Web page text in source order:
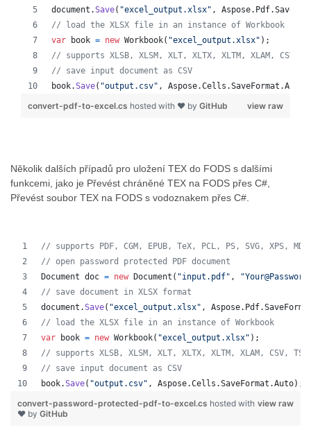
document .Save( "excel_output.xlsx" , Aspose. Pdf.
// load the XLSX file in an instance of Workbook
var
book = new Workbook( "excel_output.xlsx" ) ;
// supports XLSB, XLSM, XLT, XLTX, XLTM, XLAM,
// save input document as CSV
book.Save( "output.csv" , Aspose.Cells .SaveFormat .Auto
view raw
convert-pdf-to-excel.cs hosted with ❤ by GitHub
Několik dalších případů pro uložení TEX do FODS s dalšími
funkcemi, jako je Převést chráněné TEX na FODS přes C#,
Převést soubor TEX na FODS s vodoznakem přes C#.
// supports PDF, CGM, EPUB, TeX, PCL, PS, SVG, XPS,
// open password protected PDF document
Document doc = new Document ( "input.pdf" ,
// save document in XLSX format
document .Save( "excel_output.xlsx" , Aspose. Pdf.
// load the XLSX file in an instance of Workbook
var
book = new Workbook( "excel_output.xlsx" ) ;
// supports XLSB, XLSM, XLT, XLTX, XLTM, XLAM, CSV,
// save input document as CSV
book.Save( "output.csv" , Aspose.Cells .SaveFormat .Auto) ;
view raw
convert-password-protected-pdf-to-excel.cs hosted with
❤ by GitHub